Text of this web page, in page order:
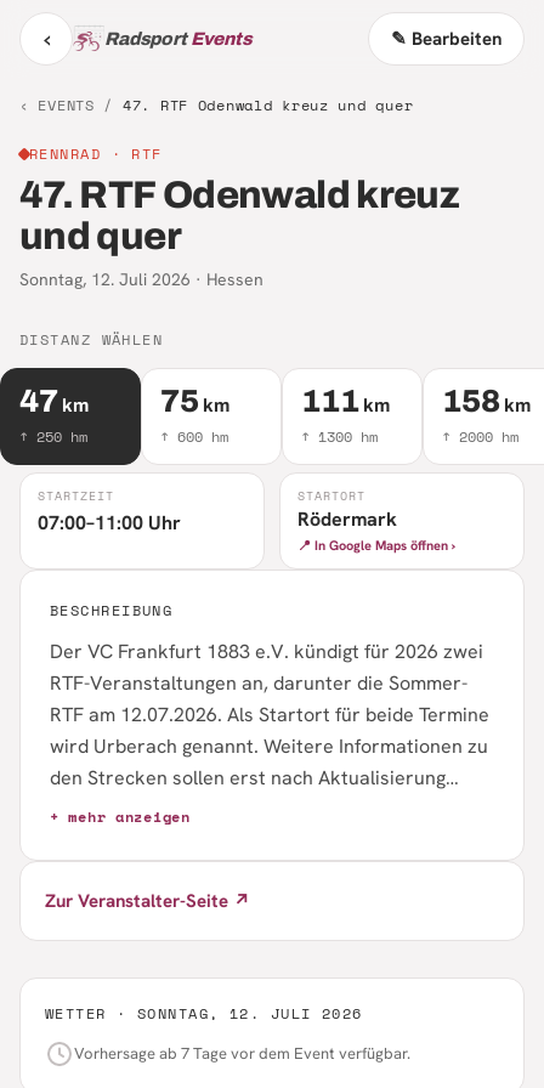
‹ RadsportEvents ✎ Bearbeiten
‹ EVENTS / 47. RTF Odenwald kreuz und quer
RENNRAD · RTF
47. RTF Odenwald kreuz
und quer
Sonntag, 12. Juli 2026 · Hessen
STARTZEIT
07:00–11:00 Uhr
STARTORT
Rödermark
📍 In Google Maps öffnen ›
DISTANZ WÄHLEN
47 km
↑ 250 hm
75 km
↑ 600 hm
111 km
↑ 1300 hm
158 km
↑ 2000 hm
BESCHREIBUNG
Der VC Frankfurt 1883 e.V. kündigt für 2026 zwei
RTF-Veranstaltungen an, darunter die Sommer-
RTF am 12.07.2026. Als Startort für beide Termine
wird Urberach genannt. Weitere Informationen zu
den Strecken sollen erst nach Aktualisierung
veröffentlicht werden. Konkrete Angaben zu
enthalten.
+ mehr anzeigen
Zur Veranstalter-Seite ↗
WETTER · SONNTAG, 12. JULI 2026
Vorhersage ab 7 Tage vor dem Event verfügbar.